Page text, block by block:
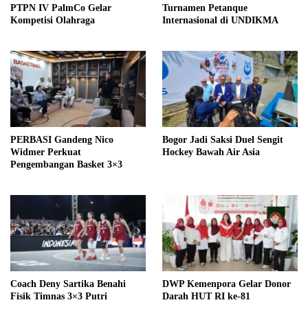
PTPN IV PalmCo Gelar
Kompetisi Olahraga
Turnamen Petanque
Internasional di UNDIKMA
PERBASI Gandeng Nico
Widmer Perkuat
Pengembangan Basket 3×3
Bogor Jadi Saksi Duel Sengit
Hockey Bawah Air Asia
Coach Deny Sartika Benahi
Fisik Timnas 3×3 Putri
DWP Kemenpora Gelar Donor
Darah HUT RI ke-81